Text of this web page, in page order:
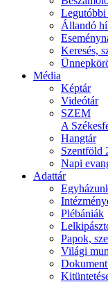
Legutóbbi
Állandó
Keresés,
Média
Képtár
Videótár
SZEM
A
Hangtár
Szentföld
Napi
Adattár
Plébániák
Papok,
Világi